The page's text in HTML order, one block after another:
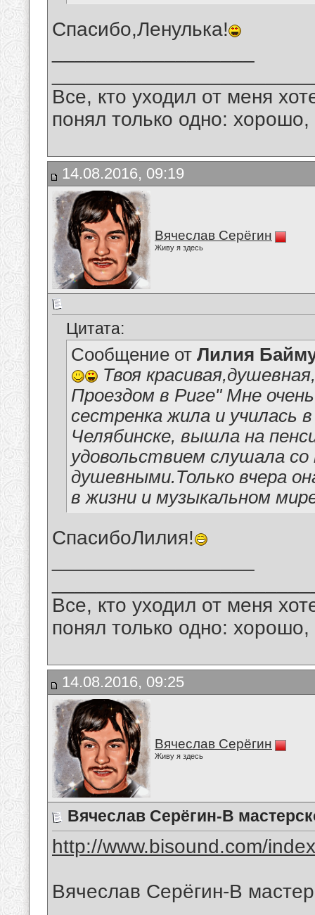
Спасибо,Ленулька!
Все, кто уходил от меня
понял только одно:
14.08.2016, 09:19
Вячеслав Серёгин
Живу я здесь
Цитата:
Сообщение от Лилия
Твоя
Проездом в Риге" Мне
сестренка жила и училась
Челябинске, вышла на
удовольствием слушала со
душевными.Только вчера
в жизни и музыкальном
СпасибоЛилия!
Все, кто уходил от меня
понял только одно:
14.08.2016, 09:25
Вячеслав Серёгин
Живу я здесь
Вячеслав Серёгин-В
http://www.bisound.com/
Вячеслав Серёгин-В